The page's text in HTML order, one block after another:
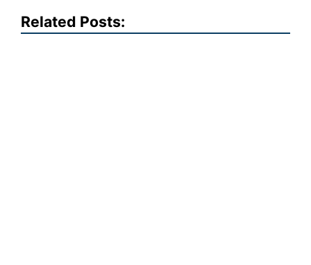
Related Posts: